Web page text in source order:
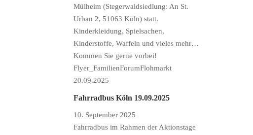
Mülheim (Stegerwaldsiedlung: An St.
Urban 2, 51063 Köln) statt.
Kinderkleidung, Spielsachen,
Kinderstoffe, Waffeln und vieles mehr…
Kommen Sie gerne vorbei!
Flyer_FamilienForumFlohmarkt
20.09.2025
Fahrradbus Köln 19.09.2025
10. September 2025
Fahrradbus im Rahmen der Aktionstage